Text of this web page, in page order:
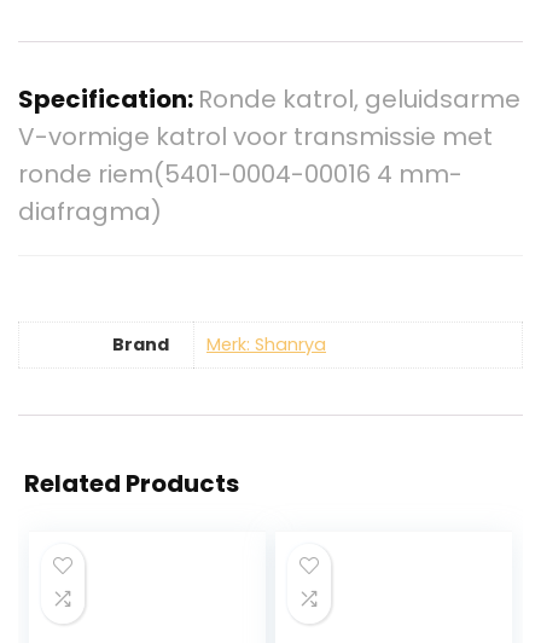
Specification: Ronde katrol, geluidsarme
V-vormige katrol voor transmissie met
ronde riem(5401-0004-00016 4 mm-
diafragma)
Brand Merk: Shanrya
Related Products